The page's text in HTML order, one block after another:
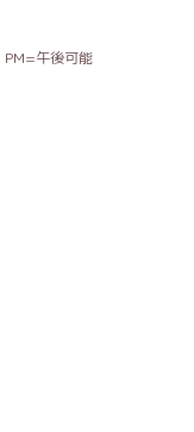
午後可能